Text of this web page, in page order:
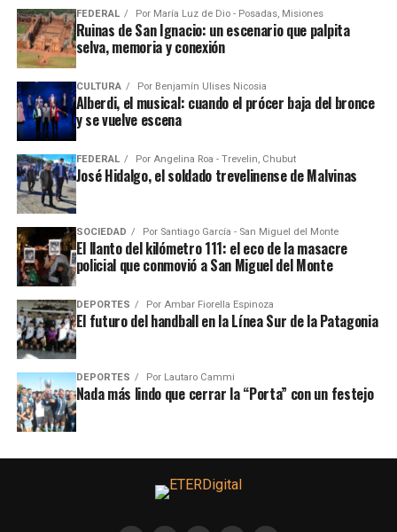
FEDERAL Por María Luz de Dio - Posadas, Misiones
Ruinas de San Ignacio: un escenario que palpita
selva, memoria y conexión
CULTURA Por Benjamín Ulises Nicosia
Alberdi, el musical: cuando el prócer baja del bronce
y se vuelve escena
FEDERAL Por Angelina Roa - Trevelin, Chubut
José Hidalgo, el soldado trevelinense de Malvinas
SOCIEDAD Por Santiago García - San Miguel del Monte
El llanto del kilómetro 111: el eco de la masacre
policial que conmovió a San Miguel del Monte
DEPORTES Por Ambar Fiorella Espinoza
El futuro del handball en la Línea Sur de la Patagonia
DEPORTES Por Lautaro Cammi
Nada más lindo que cerrar la “Porta” con un festejo